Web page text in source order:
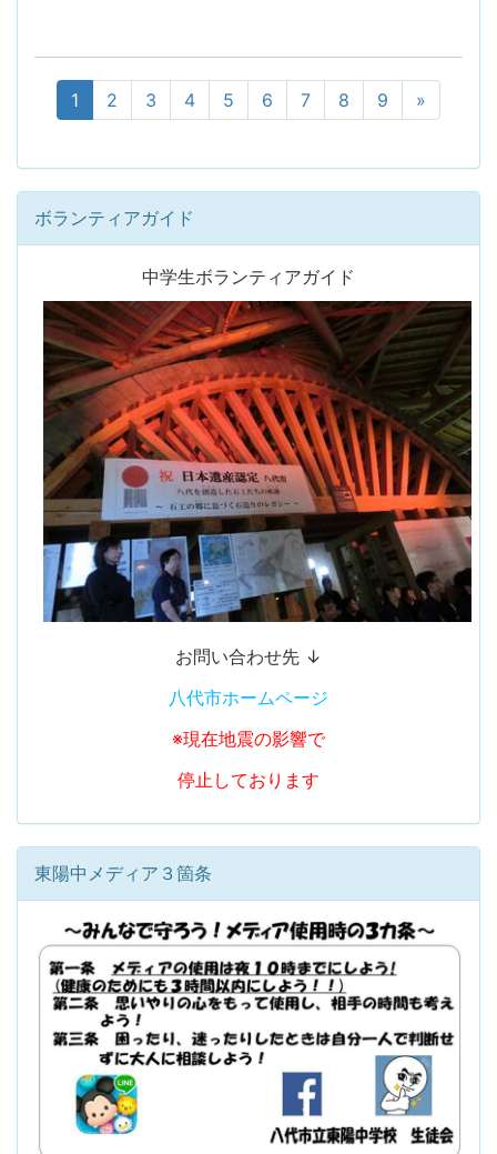
1 2 3 4 5 6 7 8 9 »
ボランティアガイド
中学生ボランティアガイド
お問い合わせ先 ↓
八代市ホームページ
※現在地震の影響で
停止しております
東陽中メディア３箇条